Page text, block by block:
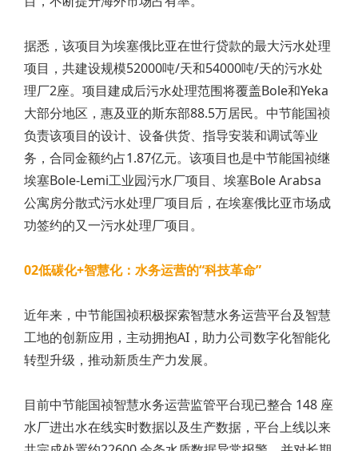
据悉，该项目为埃塞俄比亚在世行贷款的最大污水处理
项目，共建设规模52000吨/天和54000吨/天的污水处
理厂2座。项目建成后污水处理范围将覆盖Bole和Yeka
大部分地区，惠及亚的斯东部88.5万居民。中节能国祯
负责该项目的设计、设备供货、指导安装和调试等业
务，合同金额约占1.87亿元。该项目也是中节能国祯继
埃塞Bole-Lemi工业园污水厂项目、埃塞Bole Arabsa
公寓房分散式污水处理厂项目后，在埃塞俄比亚市场成
功签约的又一污水处理厂项目。
02低碳化+智慧化：水务运营的“科技革命”
近年来，中节能国祯积极探索智慧水务运营平台及智慧
工地的创新应用，主动拥抱AI，助力公司数字化智能化
转型升级，推动新质生产力发展。
目前中节能国祯智慧水务运营监管平台现已整合 148 座
水厂进出水在线实时数据以及生产数据，平台上线以来